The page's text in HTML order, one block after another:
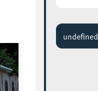
undefined